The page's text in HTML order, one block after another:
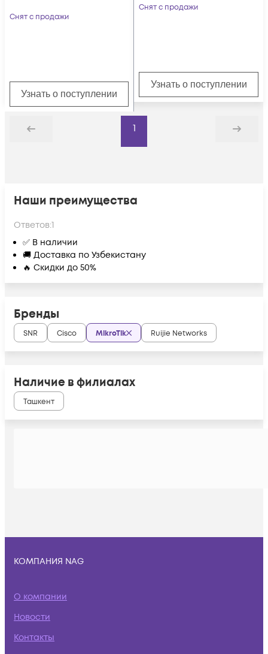
Снят с продажи
Узнать о поступлении
Снят с продажи
Узнать о поступлении
Назад
1
Дальше
Наши преимущества
Ответов:1
✅ В наличии
🚚 Доставка по Узбекистану
🔥 Скидки до 50%
Бренды
SNR Cisco MikroTik Ruijie Networks
Наличие в филиалах
Ташкент
КОМПАНИЯ NAG
О компании
Новости
Контакты